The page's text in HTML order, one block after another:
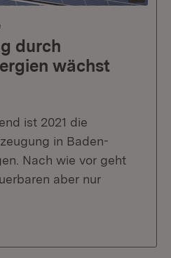
durch
wächst
ist 2021 die
in Baden-
Nach wie vor geht
aber nur